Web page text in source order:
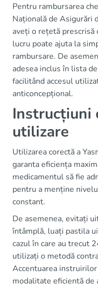
Pentru rambursarea
Națională de Asigurări
aveți o rețetă
lucru poate ajuta la
rambursare. De
adesea inclus în lista
facilitând accesul
anticoncepțional.
Instrucțiuni
utilizare
Utilizarea corectă a
garanta eficiența
medicamentul să fie
pentru a menține
constant.
De asemenea, evitați
întâmplă, luați pastila
cazul în care au trecut
utilizați o metodă
Accentuarea
modalitate eficientă de